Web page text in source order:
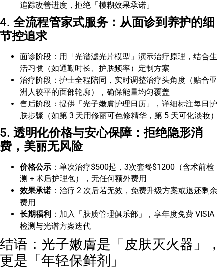
追踪改善进度，拒绝「模糊效果承诺」
4. 全流程管家式服务：从面诊到养护的细
节控追求
面诊阶段：用「光谱滤光片模型」演示治疗原理，结合生
活习惯（如通勤时长、护肤频率）定制方案
治疗阶段：护士全程陪同，实时调整治疗头角度（贴合亚
洲人较平的面部轮廓），确保能量均匀覆盖
售后阶段：提供「光子嫩膚护理日历」，详细标注每日护
肤步骤（如第 3 天用修丽可色修精华，第 5 天可化淡妆）
5. 透明化价格与安心保障：拒绝隐形消
费，美丽无风险
价格公示 ：单次治疗$500起，3次套餐$1200（含术前检
测 + 术后护理包），无任何额外费用
效果承诺：治疗 2 次后若无效，免费升级方案或退还剩余
费用
长期福利 ：加入「肤质管理俱乐部」，享年度免费 VISIA
检测与光谱方案迭代
结语：光子嫩膚是「皮肤灭火器」，
更是「年轻保鲜剂」